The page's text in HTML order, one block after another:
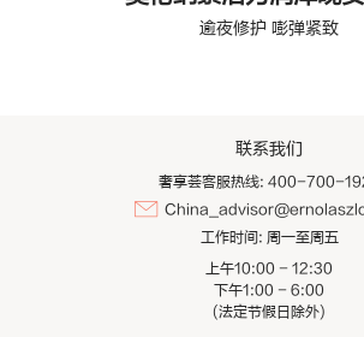
逾夜修护 嘭弹紧致
联系我们
奢享荟客服热线: 400-700-
工作时间: 周一至周五
上午10:00 - 12:30
下午1:00 - 6:00
(法定节假日除外)